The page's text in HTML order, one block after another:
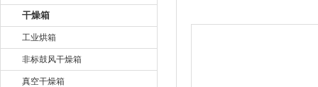
干燥箱
工业烘箱
非标鼓风干燥箱
真空干燥箱